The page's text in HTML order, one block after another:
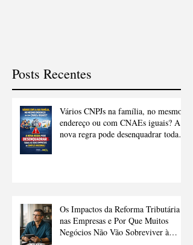
Posts Recentes
Vários CNPJs na família, no mesmo
endereço ou com CNAEs iguais? A
nova regra pode desenquadrar todas
Os Impactos da Reforma Tributária
nas Empresas e Por Que Muitos
Negócios Não Vão Sobreviver à